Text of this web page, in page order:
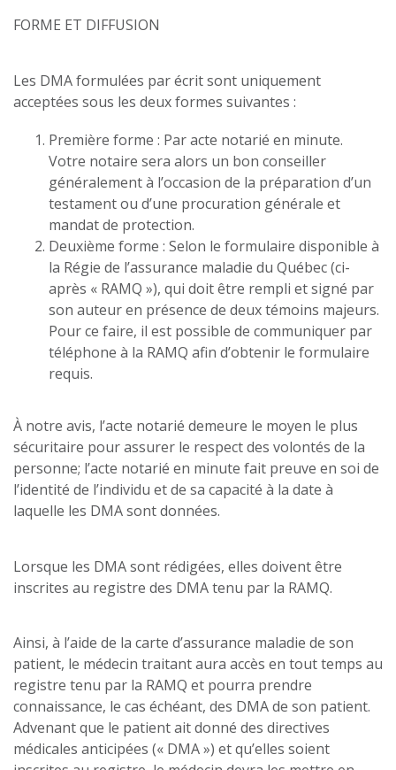
FORME ET DIFFUSION
Les DMA formulées par écrit sont uniquement
acceptées sous les deux formes suivantes :
Première forme : Par acte notarié en minute.
Votre notaire sera alors un bon conseiller
généralement à l’occasion de la préparation d’un
testament ou d’une procuration générale et
mandat de protection.
Deuxième forme : Selon le formulaire disponible à
la Régie de l’assurance maladie du Québec (ci-
après « RAMQ »), qui doit être rempli et signé par
son auteur en présence de deux témoins majeurs.
Pour ce faire, il est possible de communiquer par
téléphone à la RAMQ afin d’obtenir le formulaire
requis.
À notre avis, l’acte notarié demeure le moyen le plus
sécuritaire pour assurer le respect des volontés de la
personne; l’acte notarié en minute fait preuve en soi de
l’identité de l’individu et de sa capacité à la date à
laquelle les DMA sont données.
Lorsque les DMA sont rédigées, elles doivent être
inscrites au registre des DMA tenu par la RAMQ.
Ainsi, à l’aide de la carte d’assurance maladie de son
patient, le médecin traitant aura accès en tout temps au
registre tenu par la RAMQ et pourra prendre
connaissance, le cas échéant, des DMA de son patient.
Advenant que le patient ait donné des directives
médicales anticipées (« DMA ») et qu’elles soient